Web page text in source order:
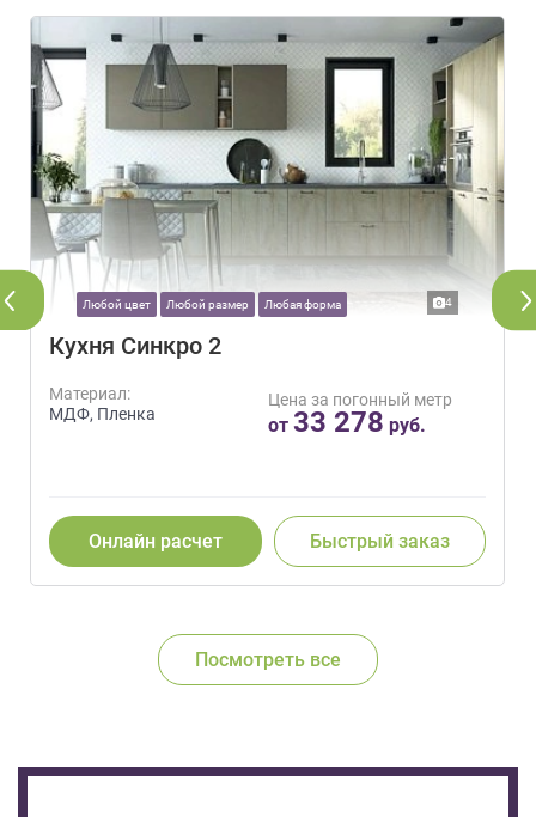
Любой цвет Любой размер Любая форма 4
Кухня Синкро 2
Материал:
МДФ, Пленка
Цена за погонный метр
от 33 278 руб.
Онлайн расчет Быстрый заказ
Посмотреть все